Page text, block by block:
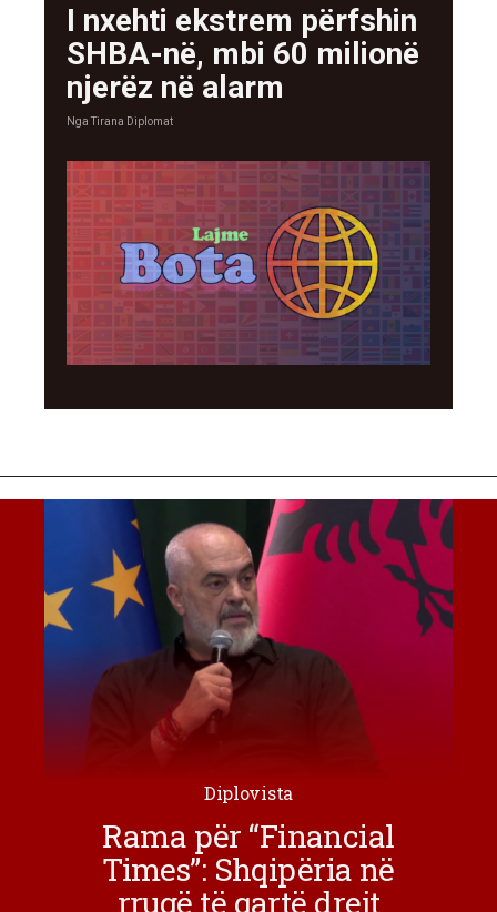
I nxehti ekstrem përfshin
SHBA-në, mbi 60 milionë
njerëz në alarm
NgaTirana Diplomat
Diplovista
Rama për “Financial
Times”: Shqipëria në
rrugë të qartë drejt